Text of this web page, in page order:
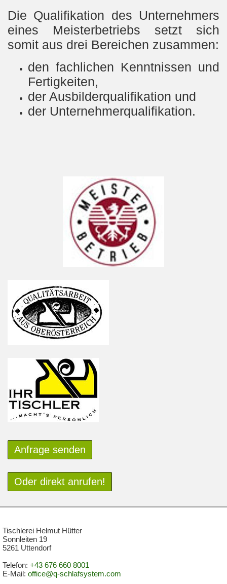
Die Qualifikation des Unternehmers
eines Meisterbetriebs setzt sich
somit aus drei Bereichen zusammen:
den fachlichen Kenntnissen und
Fertigkeiten,
der Ausbilderqualifikation und
der Unternehmerqualifikation.
Anfrage senden
Oder direkt anrufen!
Tischlerei Helmut Hütter
Sonnleiten 19
5261 Uttendorf
Telefon: +43 676 660 8001
E-Mail: office@q-schlafsystem.com